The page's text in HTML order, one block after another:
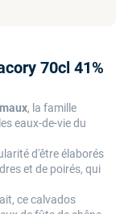
70cl 41%
, la famille
eaux-de-vie du
d'être élaborés
et de poirés, qui
ce calvados